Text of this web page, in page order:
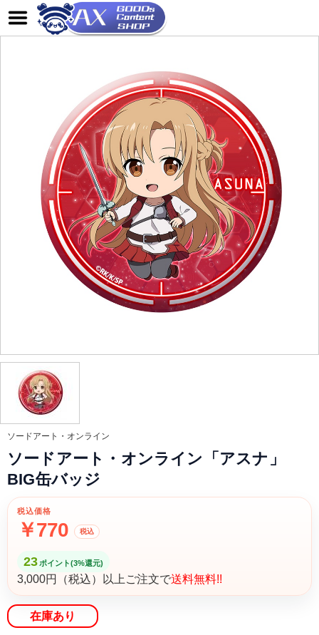
ソードアート・オンライン
ソードアート・オンライン「アスナ」
BIG缶バッジ
税込価格
￥770 税込
23 ポイント(3%還元)
3,000円（税込）以上ご注文で送料無料!!
在庫あり